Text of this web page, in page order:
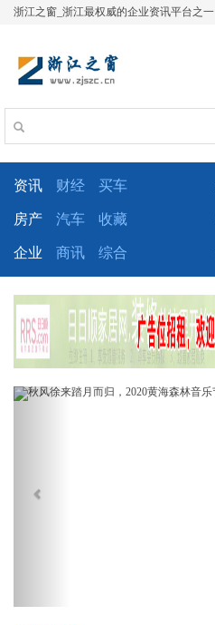
浙江之窗_浙江最权威的企业资讯平台之一
资讯 财经 买车
房产 汽车 收藏
企业 商讯 综合
Previous